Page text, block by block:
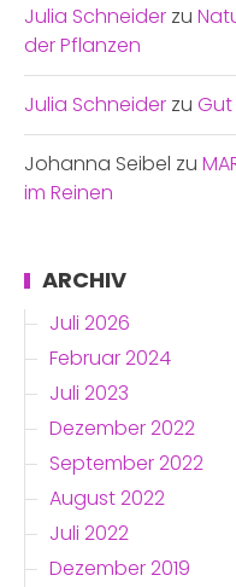
Julia Schneider zu
der Pflanzen
Julia Schneider zu Gut
Johanna Seibel zu
im Reinen
ARCHIV
Juli 2026
Februar 2024
Juli 2023
Dezember 2022
September 2022
August 2022
Juli 2022
Dezember 2019